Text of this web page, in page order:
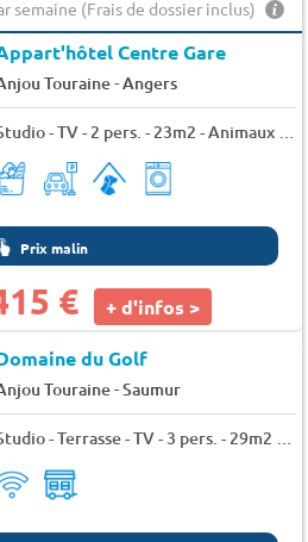
semaine (Frais de dossier inclus)
Centre Gare
Touraine-Angers
Studio - TV - 2 pers. - 23m2 - Animaux admis
Prix malin
€ + d'infos >
du Golf
Touraine-Saumur